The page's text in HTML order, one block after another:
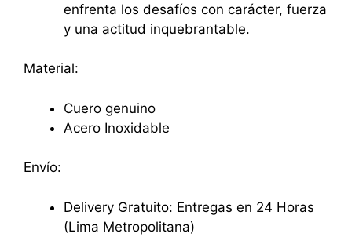
enfrenta los desafíos con carácter, fuerza
y una actitud inquebrantable.
Material:
Cuero genuino
Acero Inoxidable
Envío:
Delivery Gratuito: Entregas en 24 Horas
(Lima Metropolitana)